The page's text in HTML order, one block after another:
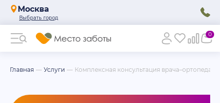
Москва
0
Главная Услуги Комплексная консультация врача–ортопеда